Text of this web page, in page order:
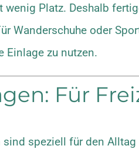
wenig Platz. Deshalb
Wanderschuhe oder
Einlage zu nutzen.
Für
sind speziell für den